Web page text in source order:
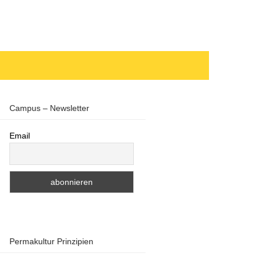
Campus – Newsletter
Email
Permakultur Prinzipien